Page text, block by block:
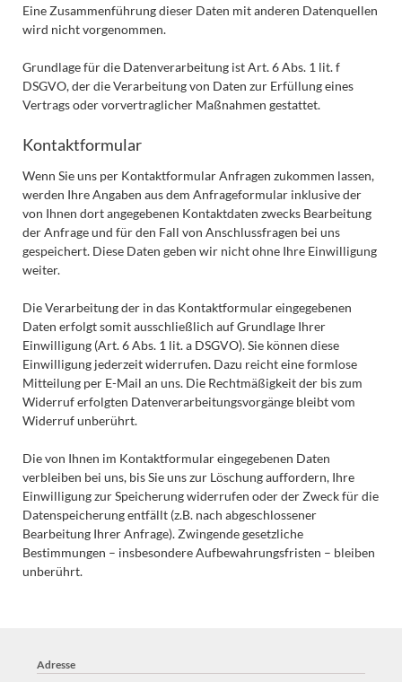
Eine Zusammenführung dieser Daten mit anderen Datenquellen
wird nicht vorgenommen.
Grundlage für die Datenverarbeitung ist Art. 6 Abs. 1 lit. f
DSGVO, der die Verarbeitung von Daten zur Erfüllung eines
Vertrags oder vorvertraglicher Maßnahmen gestattet.
Kontaktformular
Wenn Sie uns per Kontaktformular Anfragen zukommen lassen,
werden Ihre Angaben aus dem Anfrageformular inklusive der
von Ihnen dort angegebenen Kontaktdaten zwecks Bearbeitung
der Anfrage und für den Fall von Anschlussfragen bei uns
gespeichert. Diese Daten geben wir nicht ohne Ihre Einwilligung
weiter.
Die Verarbeitung der in das Kontaktformular eingegebenen
Daten erfolgt somit ausschließlich auf Grundlage Ihrer
Einwilligung (Art. 6 Abs. 1 lit. a DSGVO). Sie können diese
Einwilligung jederzeit widerrufen. Dazu reicht eine formlose
Mitteilung per E-Mail an uns. Die Rechtmäßigkeit der bis zum
Widerruf erfolgten Datenverarbeitungsvorgänge bleibt vom
Widerruf unberührt.
Die von Ihnen im Kontaktformular eingegebenen Daten
verbleiben bei uns, bis Sie uns zur Löschung auffordern, Ihre
Einwilligung zur Speicherung widerrufen oder der Zweck für die
Datenspeicherung entfällt (z.B. nach abgeschlossener
Bearbeitung Ihrer Anfrage). Zwingende gesetzliche
Bestimmungen – insbesondere Aufbewahrungsfristen – bleiben
unberührt.
Adresse